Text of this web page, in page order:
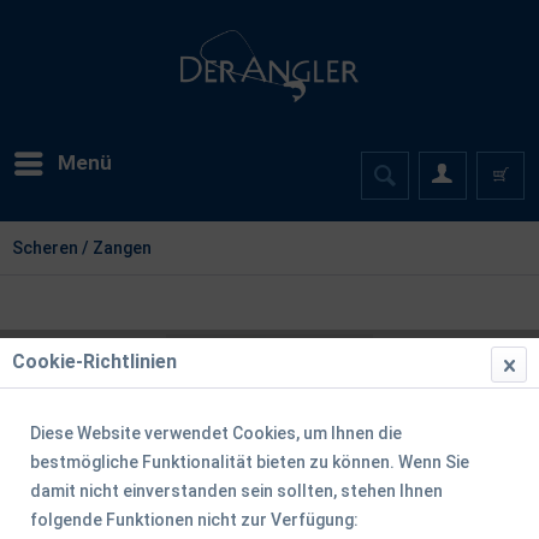
Menü
Scheren / Zangen
Cookie-Richtlinien
Diese Website verwendet Cookies, um Ihnen die
bestmögliche Funktionalität bieten zu können. Wenn Sie
damit nicht einverstanden sein sollten, stehen Ihnen
folgende Funktionen nicht zur Verfügung: